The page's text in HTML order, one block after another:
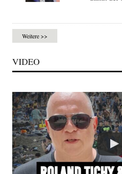
Weitere >>
VIDEO